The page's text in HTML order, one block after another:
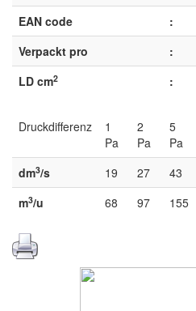
EAN code
:
Verpackt pro
:
LD cm2 :
Druckdifferenz
1
Pa
2
Pa
5
Pa
dm3/s 19 27 43
m3/u 68 97 155